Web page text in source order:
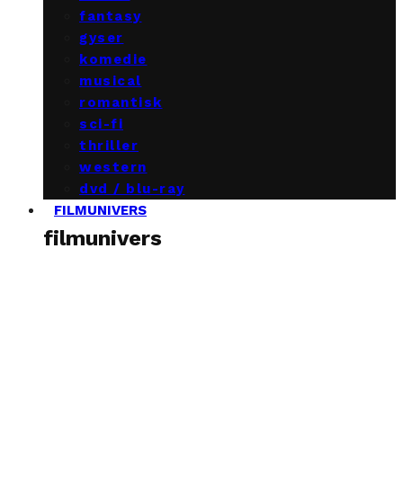
fantasy
gyser
komedie
musical
romantisk
sci-fi
thriller
western
dvd / blu-ray
FILMUNIVERS
filmunivers